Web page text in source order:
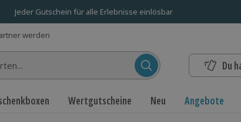
Jeder Gutschein für alle Erlebnisse einlösbar
werden
Du
Wertgutscheine Neu Angebote